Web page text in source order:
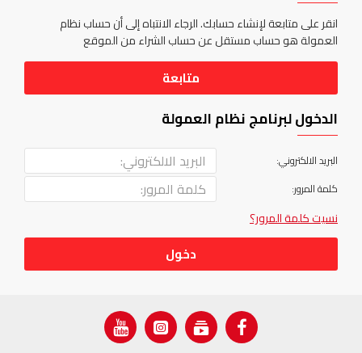
انقر على متابعة لإنشاء حسابك. الرجاء الانتباه إلى أن حساب نظام
العمولة هو حساب مستقل عن حساب الشراء من الموقع
متابعة
الدخول لبرنامج نظام العمولة
البريد الالكتروني:
كلمة المرور:
نسيت كلمة المرور؟
دخول